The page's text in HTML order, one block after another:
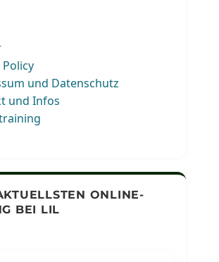
und Datenschutz
und Infos
ONLINE-
BEI LIL